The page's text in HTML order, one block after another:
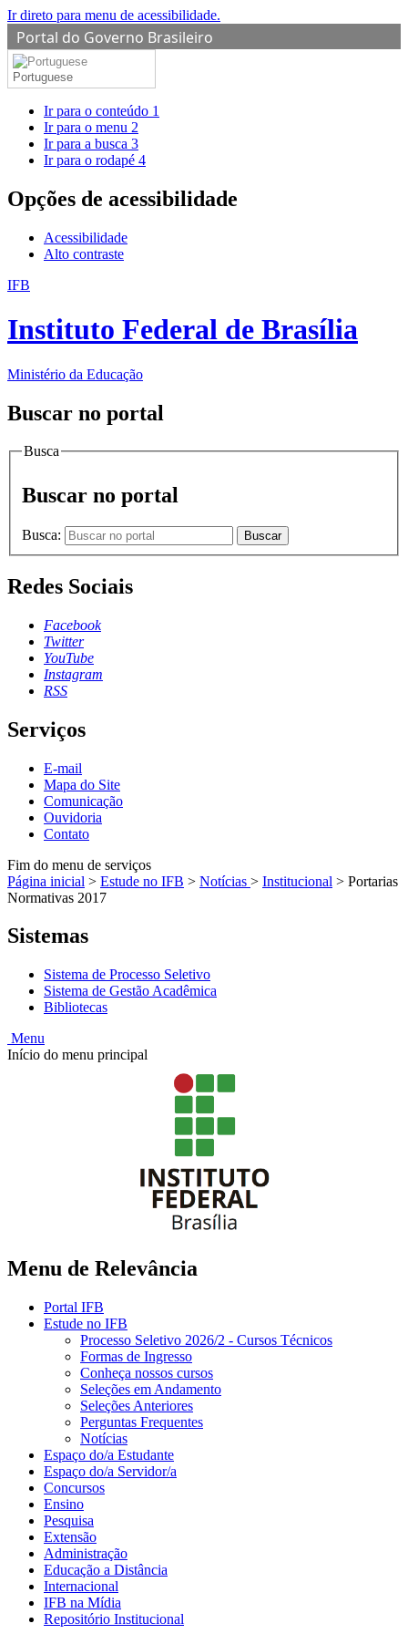
Ir direto para menu de acessibilidade.
Portal do Governo Brasileiro
Portuguese
Ir para o conteúdo 1
Ir para o menu 2
Ir para a busca 3
Ir para o rodapé 4
Opções de acessibilidade
Acessibilidade
Alto contraste
IFB
Instituto Federal de Brasília
Ministério da Educação
Buscar no portal
Busca
Buscar no portal
Busca: Buscar
Redes Sociais
Facebook
Twitter
YouTube
Instagram
RSS
Serviços
E-mail
Mapa do Site
Comunicação
Ouvidoria
Contato
Fim do menu de serviços
Página inicial > Estude no IFB > Notícias > Institucional > Portarias
Normativas 2017
Sistemas
Sistema de Processo Seletivo
Sistema de Gestão Acadêmica
Bibliotecas
Menu
Início do menu principal
Menu de Relevância
Portal IFB
Estude no IFB
Processo Seletivo 2026/2 - Cursos Técnicos
Formas de Ingresso
Conheça nossos cursos
Seleções em Andamento
Seleções Anteriores
Perguntas Frequentes
Notícias
Espaço do/a Estudante
Espaço do/a Servidor/a
Concursos
Ensino
Pesquisa
Extensão
Administração
Educação a Distância
Internacional
IFB na Mídia
Repositório Institucional